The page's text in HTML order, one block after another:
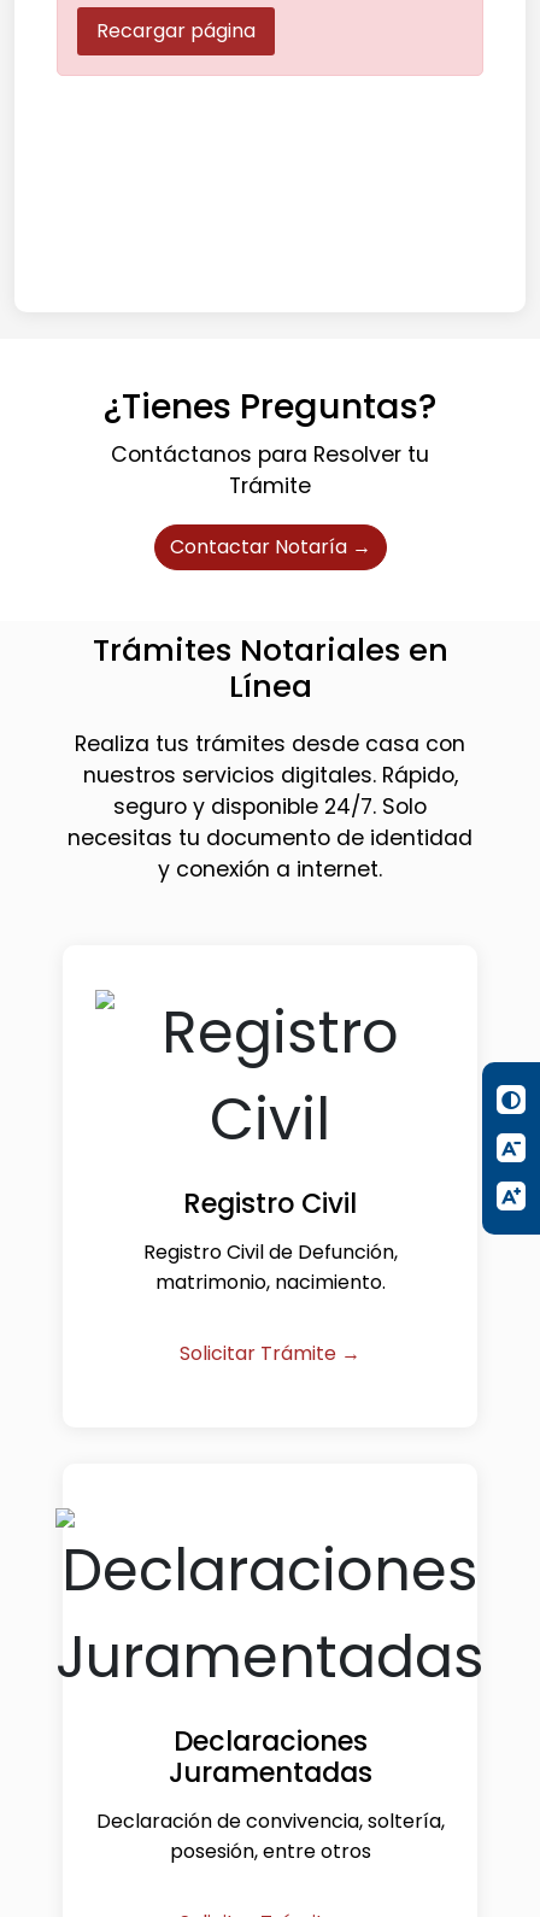
Recargar página
¿Tienes Preguntas?
Contáctanos para Resolver tu
Trámite
Contactar Notaría →
Trámites Notariales en
Línea
Realiza tus trámites desde casa con
nuestros servicios digitales. Rápido,
seguro y disponible 24/7. Solo
necesitas tu documento de identidad
y conexión a internet.
Registro Civil
Registro Civil de Defunción,
matrimonio, nacimiento.
Solicitar Trámite →
Declaraciones
Juramentadas
Declaración de convivencia, soltería,
posesión, entre otros